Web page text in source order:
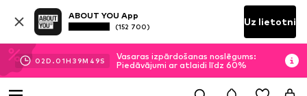
ABOUT YOU App
(152 700) Uz lietotni
02D. 01H 39M 48S
Vasaras izpārdošanas noslēgums:
Piedāvājumi ar atlaidi līdz 60%